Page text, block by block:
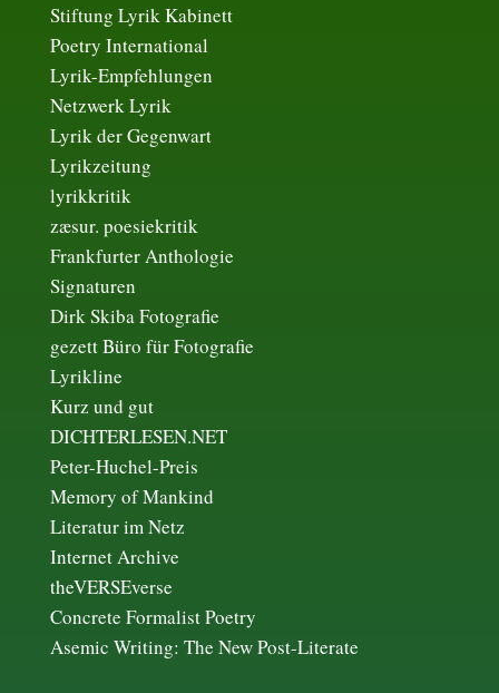
Stiftung Lyrik Kabinett
Poetry International
Lyrik-Empfehlungen
Netzwerk Lyrik
Lyrik der Gegenwart
Lyrikzeitung
lyrikkritik
zæsur. poesiekritik
Frankfurter Anthologie
Signaturen
Dirk Skiba Fotografie
gezett Büro für Fotografie
Lyrikline
Kurz und gut
DICHTERLESEN.NET
Peter-Huchel-Preis
Memory of Mankind
Literatur im Netz
Internet Archive
theVERSEverse
Concrete Formalist Poetry
Asemic Writing: The New Post-Literate